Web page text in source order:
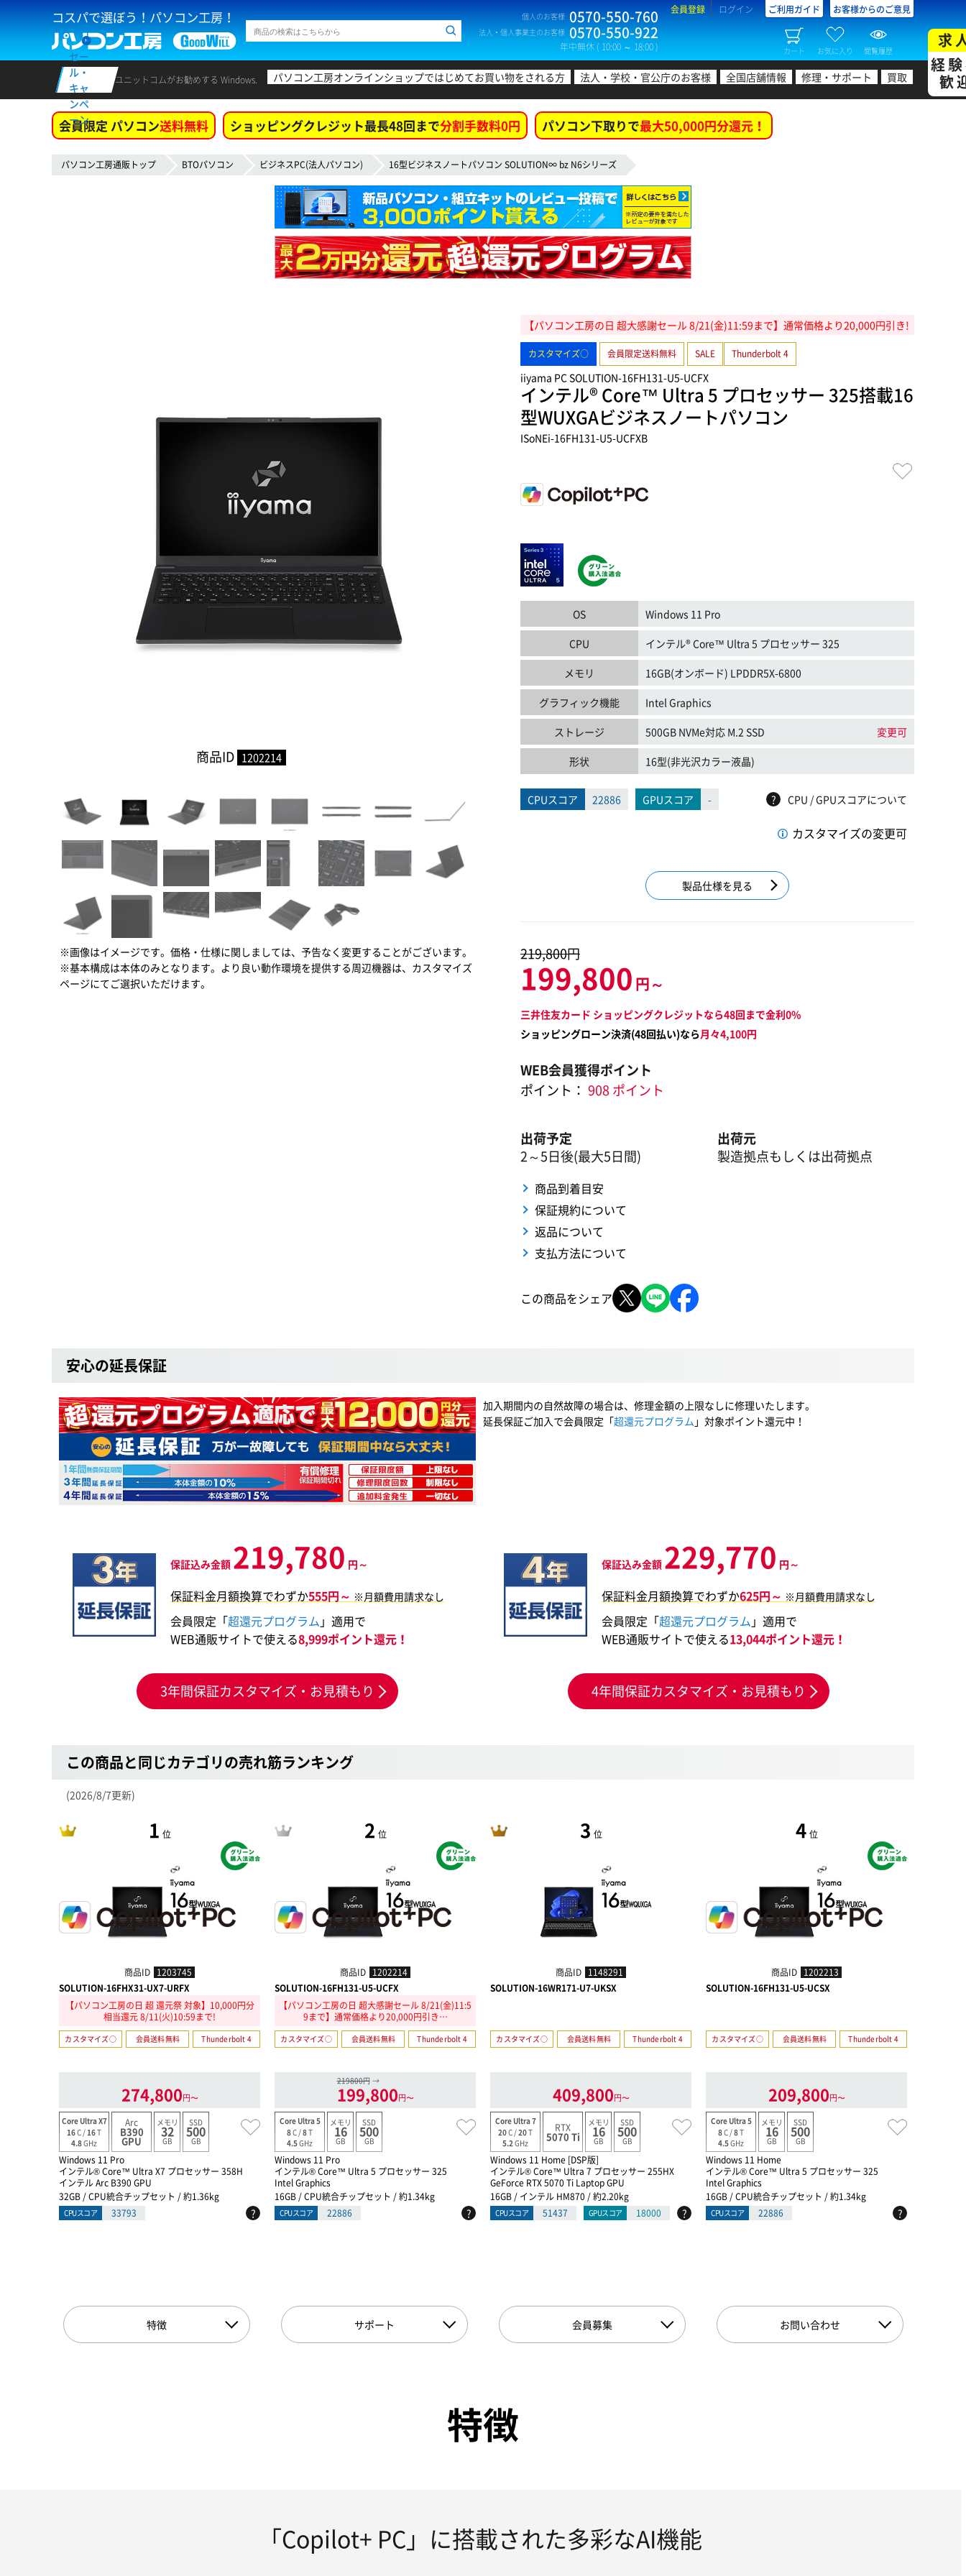
コスパで選ぼう！パソコン工房！ 個人のお客様 0570-550-760
法人・個人事業主のお客様 0570-550-922
年中無休 ( 10:00 ～ 18:00 )
会員登録 ログイン ご利用ガイド お客様からのご意見
カート お気に入り 閲覧履歴
セー
ル・
キャ
ンペ
ーン
ユニットコムがお勧めする Windows. パソコン工房オンラインショップではじめてお買い物をされる方 法人・学校・官公庁のお客様 全国店舗情報 修理・サポート 買取
求
経
歓
会員限定 パソコン送料無料 ショッピングクレジット最長48回まで分割手数料0円 パソコン下取りで最大50,000円分還元！
パソコン工房通販トップ BTOパソコン ビジネスPC(法人パソコン) 16型ビジネスノートパソコン SOLUTION∞ bz N6シリーズ
商品ID 1202214
※画像はイメージです。価格・仕様に関しましては、予告なく変更することがございます。
※基本構成は本体のみとなります。より良い動作環境を提供する周辺機器は、カスタマイズ
ページにてご選択いただけます。
【パソコン工房の日 超大感謝セール 8/21(金)11:59まで】通常価格より20,000円引き!
カスタマイズ○ 会員限定送料無料 SALE Thunderbolt 4
iiyama PC SOLUTION-16FH131-U5-UCFX
インテル® Core™ Ultra 5 プロセッサー 325搭載16
型WUXGAビジネスノートパソコン
ISoNEi-16FH131-U5-UCFXB
OS Windows 11 Pro
CPU インテル® Core™ Ultra 5 プロセッサー 325
メモリ 16GB(オンボード) LPDDR5X-6800
グラフィック機能 Intel Graphics
ストレージ 500GB NVMe対応 M.2 SSD 変更可
形状 16型(非光沢カラー液晶)
CPUスコア 22886 GPUスコア - ? CPU / GPUスコアについて
カスタマイズの変更可
製品仕様を見る
219,800円
199,800 円～
三井住友カード ショッピングクレジットなら48回まで金利0%
ショッピングローン決済(48回払い)なら月々4,100円
WEB会員獲得ポイント
ポイント： 908 ポイント
出荷予定
2～5日後(最大5日間)
出荷元
製造拠点もしくは出荷拠点
商品到着目安
保証規約について
返品について
支払方法について
この商品をシェア
安心の延長保証
加入期間内の自然故障の場合は、修理金額の上限なしに修理いたします。
延長保証ご加入で会員限定「超還元プログラム 」対象ポイント還元中！
保証込み金額 219,780 円～
保証料金月額換算でわずか555円～ ※月額費用請求なし
会員限定「超還元プログラム 」適用で
WEB通販サイトで使える8,999ポイント還元！
3年間保証カスタマイズ・お見積もり
保証込み金額 229,770 円～
保証料金月額換算でわずか625円～ ※月額費用請求なし
会員限定「超還元プログラム 」適用で
WEB通販サイトで使える13,044ポイント還元！
4年間保証カスタマイズ・お見積もり
この商品と同じカテゴリの売れ筋ランキング
(2026/8/7更新)
1 位
商品ID 1203745
SOLUTION-16FHX31-UX7-URFX
【パソコン工房の日 超 還元祭 対象】10,000円分
相当還元 8/11(火)10:59まで!
カスタマイズ○ 会員送料無料 Thunderbolt 4
274,800円〜
Core Ultra X7
16C / 16T
4.8GHz
Arc
B390
GPU
メモリ
32
GB
SSD
500
GB
Windows 11 Pro
インテル® Core™ Ultra X7 プロセッサー 358H
インテル Arc B390 GPU
32GB / CPU統合チップセット / 約1.36kg
CPUスコア 33793 ?
2 位
商品ID 1202214
SOLUTION-16FH131-U5-UCFX
【パソコン工房の日 超大感謝セール 8/21(金)11:5
9まで】通常価格より20,000円引き…
カスタマイズ○ 会員送料無料 Thunderbolt 4
219800円 →
199,800円〜
Core Ultra 5
8C /8T
4.5GHz
メモリ
16
GB
SSD
500
GB
Windows 11 Pro
インテル® Core™ Ultra 5 プロセッサー 325
Intel Graphics
16GB / CPU統合チップセット / 約1.34kg
CPUスコア 22886 ?
3 位
商品ID 1148291
SOLUTION-16WR171-U7-UKSX
カスタマイズ○ 会員送料無料 Thunderbolt 4
409,800円〜
Core Ultra 7
20C /20T
5.2GHz
RTX
5070 Ti
メモリ
16
GB
SSD
500
GB
Windows 11 Home [DSP版]
インテル® Core™ Ultra 7 プロセッサー 255HX
GeForce RTX 5070 Ti Laptop GPU
16GB / インテル HM870 / 約2.20kg
CPUスコア 51437 GPUスコア 18000 ?
4 位
商品ID 1202213
SOLUTION-16FH131-U5-UCSX
カスタマイズ○ 会員送料無料 Thunderbolt 4
209,800円〜
Core Ultra 5
8C /8T
4.5GHz
メモリ
16
GB
SSD
500
GB
Windows 11 Home
インテル® Core™ Ultra 5 プロセッサー 325
Intel Graphics
16GB / CPU統合チップセット / 約1.34kg
CPUスコア 22886 ?
特徴 サポート 会員募集 お問い合わせ
特徴
「Copilot+ PC」に搭載された多彩なAI機能